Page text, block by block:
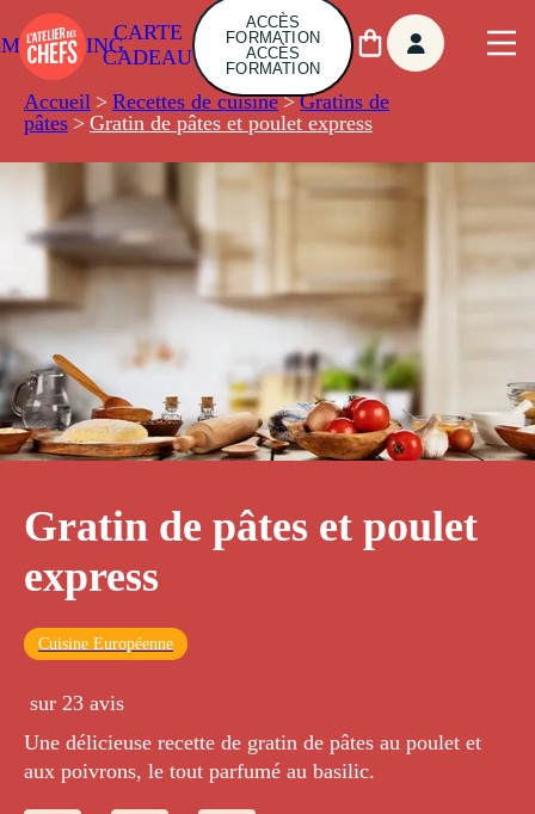
CARTE
CADEAU
ACCÈS
FORMATION
ACCÈS
FORMATION
Accueil > Recettes de cuisine > Gratins de
pâtes > Gratin de pâtes et poulet express
Gratin de pâtes et poulet
express
Cuisine Européenne
sur 23 avis
Une délicieuse recette de gratin de pâtes au poulet et
aux poivrons, le tout parfumé au basilic.